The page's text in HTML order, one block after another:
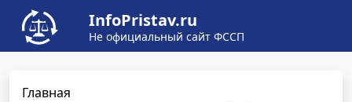
InfoPristav.ru
Не официальный сайт ФССП
Главная